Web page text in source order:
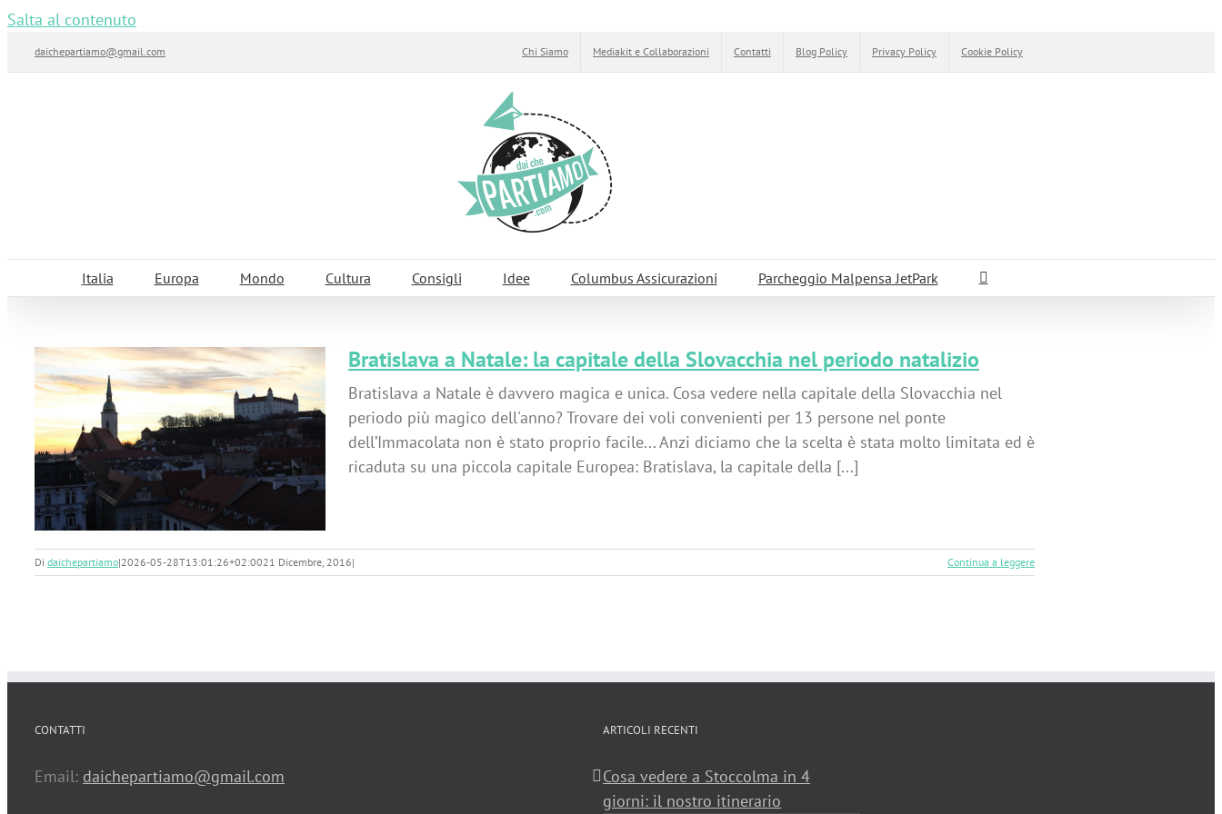
Salta al contenuto
daichepartiamo@gmail.com Chi Siamo Mediakit e Collaborazioni Contatti Blog Policy Privacy Policy Cookie Policy
Italia Europa Mondo Cultura Consigli Idee Columbus Assicurazioni Parcheggio Malpensa JetPark
Bratislava a Natale: la capitale della Slovacchia nel periodo natalizio
Bratislava a Natale è davvero magica e unica. Cosa vedere nella capitale della Slovacchia nel
periodo più magico dell'anno? Trovare dei voli convenienti per 13 persone nel ponte
dell’Immacolata non è stato proprio facile... Anzi diciamo che la scelta è stata molto limitata ed è
ricaduta su una piccola capitale Europea: Bratislava, la capitale della [...]
Di daichepartiamo|2026-05-28T13:01:26+02:0021 Dicembre, 2016| Continua a leggere
CONTATTI
Email: daichepartiamo@gmail.com
ARTICOLI RECENTI
Cosa vedere a Stoccolma in 4
giorni: il nostro itinerario